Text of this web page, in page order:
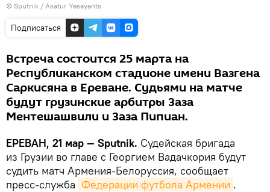
© Sputnik / Asatur Yesayants
Подписаться
Встреча состоится 25 марта на
Республиканском стадионе имени Вазгена
Саркисяна в Ереване. Судьями на матче
будут грузинские арбитры Заза
Ментешашвили и Заза Пипиан.
ЕРЕВАН, 21 мар — Sputnik. Судейская бригада
из Грузии во главе с Георгием Вадачкория будут
судить матч Армения-Белоруссия, сообщает
пресс-служба Федерации футбола Армении .